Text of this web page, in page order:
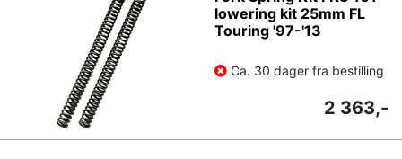
lowering kit 25mm FL
Touring '97-'13
Ca. 30 dager fra bestilling
2 363,-